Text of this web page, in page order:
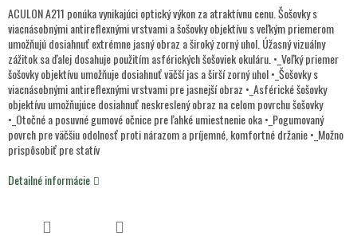
ACULON A211 ponúka vynikajúci optický výkon za atraktívnu cenu. Šošovky s
viacnásobnými antireflexnými vrstvami a šošovky objektívu s veľkým priemerom
umožňujú dosiahnuť extrémne jasný obraz a široký zorný uhol. Úžasný vizuálny
zážitok sa ďalej dosahuje použitím asférických šošoviek okuláru. •_Veľký priemer
šošovky objektívu umožňuje dosiahnuť väčší jas a širší zorný uhol •_Šošovky s
viacnásobnými antireflexnými vrstvami pre jasnejší obraz •_Asférické šošovky
objektívu umožňujúce dosiahnuť neskreslený obraz na celom povrchu šošovky
•_Otočné a posuvné gumové očnice pre ľahké umiestnenie oka •_Pogumovaný
povrch pre väčšiu odolnosť proti nárazom a príjemné, komfortné držanie •_Možno
prispôsobiť pre statív
Detailné informácie